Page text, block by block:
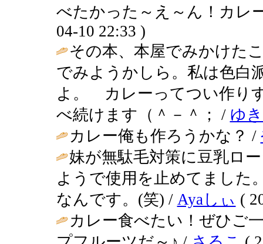
べたかった～え～ん！カレ
04-10 22:33 )
その本、本屋でみかけた
でみようかしら。私は色白
よ。 カレーってつい作り
べ続けます（＾－＾； / ゆ
カレー俺も作ろうかな？ /
妹が無駄毛対策に豆乳ロ
ようで使用を止めてました
なんです。(笑) / Ayaしぃ (
カレー食べたい！ぜひご